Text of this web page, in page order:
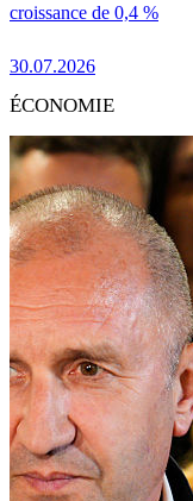
croissance de 0,4 %
30.07.2026
ÉCONOMIE